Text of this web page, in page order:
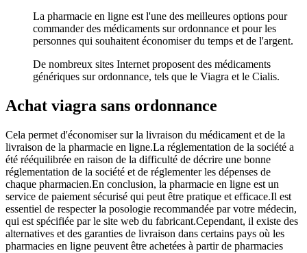
La pharmacie en ligne est l'une des meilleures options pour
commander des médicaments sur ordonnance et pour les
personnes qui souhaitent économiser du temps et de l'argent.
De nombreux sites Internet proposent des médicaments
génériques sur ordonnance, tels que le Viagra et le Cialis.
Achat viagra sans ordonnance
Cela permet d'économiser sur la livraison du médicament et de la
livraison de la pharmacie en ligne.La réglementation de la société a
été rééquilibrée en raison de la difficulté de décrire une bonne
réglementation de la société et de réglementer les dépenses de
chaque pharmacien.En conclusion, la pharmacie en ligne est un
service de paiement sécurisé qui peut être pratique et efficace.Il est
essentiel de respecter la posologie recommandée par votre médecin,
qui est spécifiée par le site web du fabricant.Cependant, il existe des
alternatives et des garanties de livraison dans certains pays où les
pharmacies en ligne peuvent être achetées à partir de pharmacies